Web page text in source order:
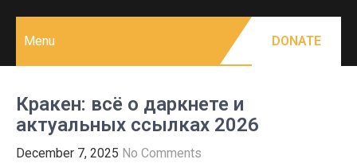
Menu DONATE
Кракен: всё о даркнете и
актуальных ссылках 2026
December 7, 2025 No Comments